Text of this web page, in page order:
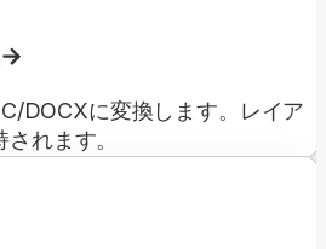
DOCXに変換します。レイア
れます。